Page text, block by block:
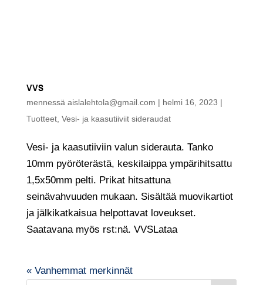
VVS
mennessä aislalehtola@gmail.com | helmi 16, 2023 |
Tuotteet, Vesi- ja kaasutiiviit sideraudat
Vesi- ja kaasutiiviin valun siderauta. Tanko
10mm pyöröterästä, keskilaippa ympärihitsattu
1,5x50mm pelti. Prikat hitsattuna
seinävahvuuden mukaan. Sisältää muovikartiot
ja jälkikatkaisua helpottavat loveukset.
Saatavana myös rst:nä. VVSLataa
« Vanhemmat merkinnät